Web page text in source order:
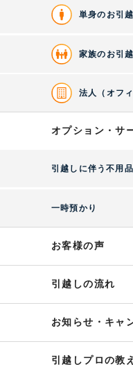
単身のお引
家族のお引
法人（オフ
オプション・サ
引越しに伴う不用
一時預かり
お客様の声
引越しの流れ
お知らせ・キャ
引越しプロの教